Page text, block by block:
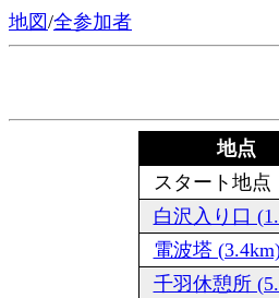
地図/全参加者
地点
スタート地点
白沢入り口
電波塔
千羽休憩所